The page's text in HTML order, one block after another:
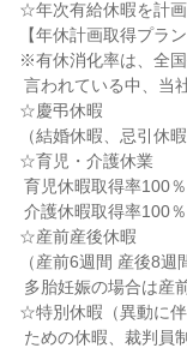
☆年次有給休暇を計
【年休計画取得プラ
※有休消化率は、全
☆慶弔休暇
（結婚休暇、忌引休
☆育児・介護休業
☆産前産後休暇
（産前6週間 産後8週
☆特別休暇（異動に